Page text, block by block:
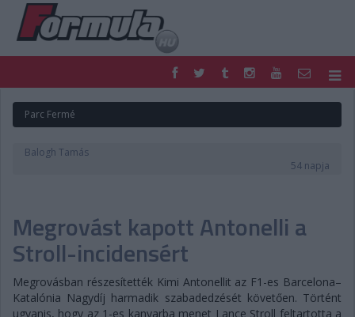
FORMULA
MOTOR
NEMZETKÖZI
DIGITÁLIS MAGAZIN
PONTÁLLÁSOK
VERSENYNAPTÁRAK
Parc Fermé
Balogh Tamás
54 napja
Megrovást kapott Antonelli a
Stroll-incidensért
Megrovásban részesítették Kimi Antonellit az F1-es Barcelona–
Katalónia Nagydíj harmadik szabadedzését követően. Történt
ugyanis, hogy az 1-es kanyarba menet Lance Stroll feltartotta a